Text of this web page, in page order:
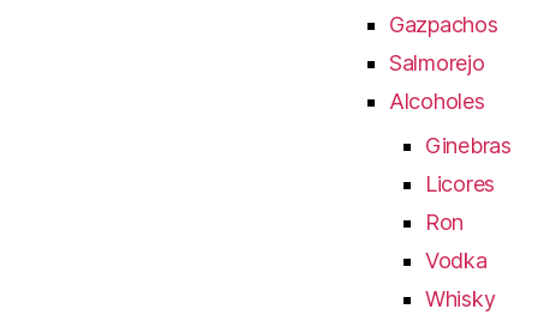
Gazpachos
Salmorejo
Alcoholes
Ginebras
Licores
Ron
Vodka
Whisky